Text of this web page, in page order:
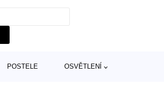
POSTELE OSVĚTLENÍ